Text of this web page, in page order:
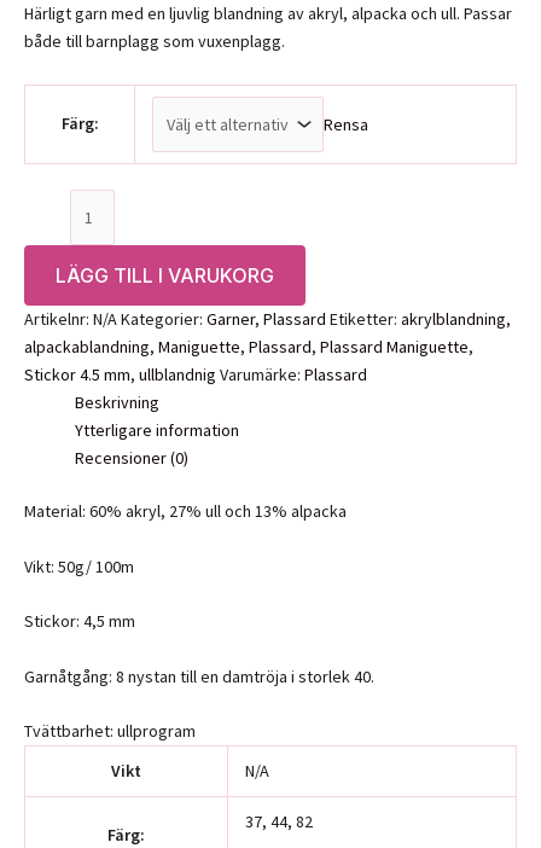
Härligt garn med en ljuvlig blandning av akryl, alpacka och ull. Passar
både till barnplagg som vuxenplagg.
Färg: Rensa
Maniguette
LÄGG TILL I VARUKORG
Artikelnr: N/AKategorier: Garner, Plassard Etiketter: akrylblandning,
alpackablandning, Maniguette, Plassard, Plassard Maniguette,
Stickor 4.5 mm, ullblandnig Varumärke: Plassard
Beskrivning
Ytterligare information
Recensioner (0)
Material: 60% akryl, 27% ull och 13% alpacka
Vikt: 50g/ 100m
Stickor: 4,5 mm
Garnåtgång: 8 nystan till en damtröja i storlek 40.
Tvättbarhet: ullprogram
Vikt
N/A
Färg:
37, 44, 82